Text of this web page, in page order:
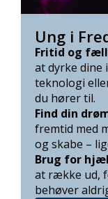
Ung i
Fritid og
at dyrke dine
teknologi
du hører til.
Find din
fremtid med
og skabe –
Brug for
at række ud,
behøver